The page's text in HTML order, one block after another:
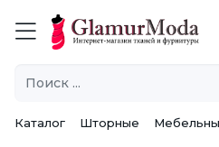
Каталог Шторные